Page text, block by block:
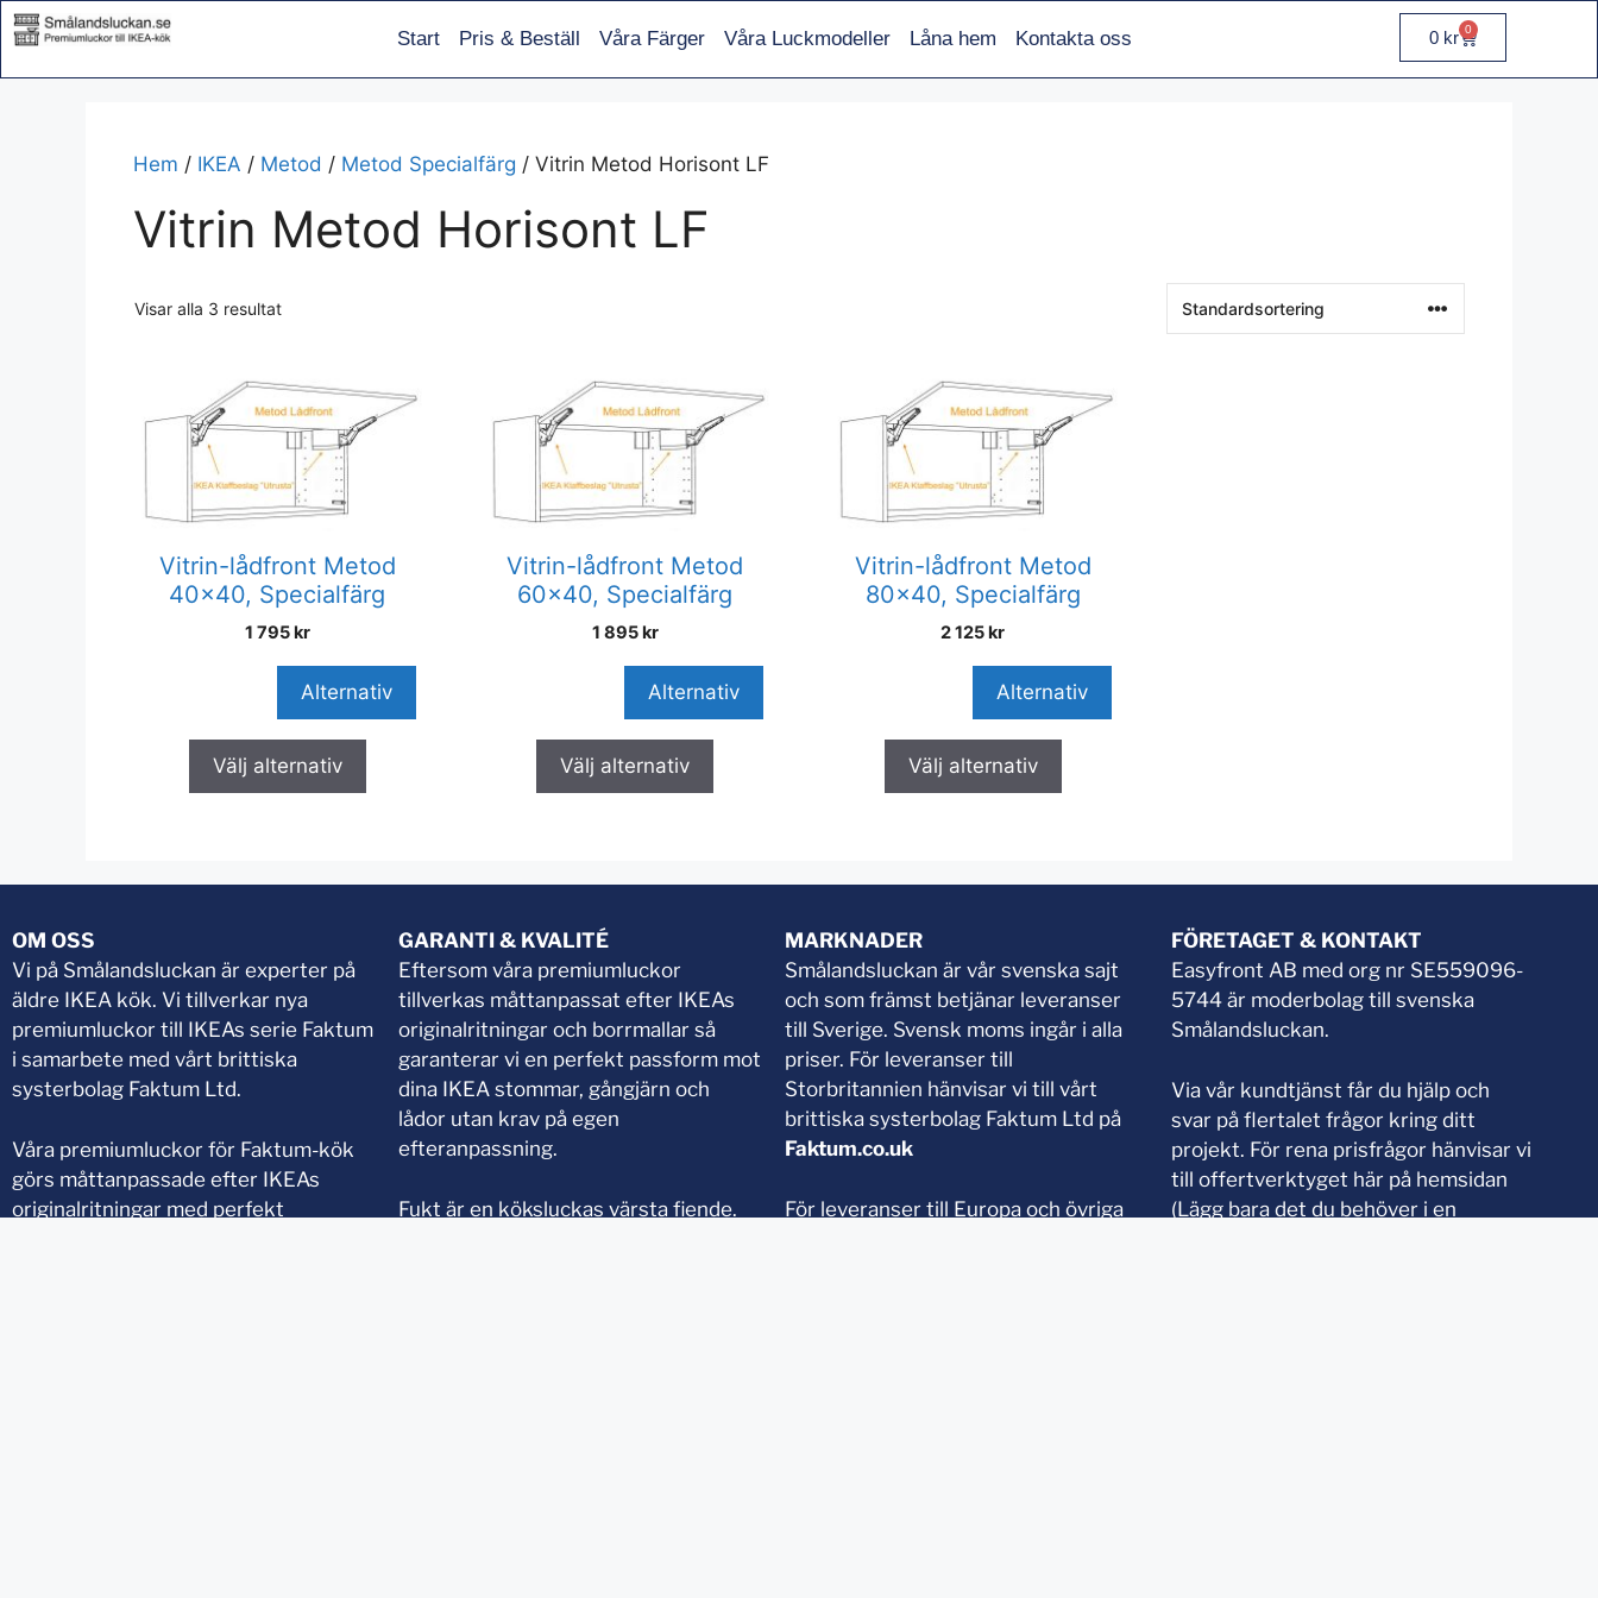
Start Pris & Beställ Våra Färger Våra Luckmodeller Låna hem Kontakta oss 0 kr 0
Hem / IKEA / Metod / Metod Specialfärg / Vitrin Metod Horisont LF
Vitrin Metod Horisont LF
Visar alla 3 resultat
Vitrin-lådfront Metod
40×40, Specialfärg
1 795 kr
Alternativ
Välj alternativ
Vitrin-lådfront Metod
60×40, Specialfärg
1 895 kr
Alternativ
Välj alternativ
Vitrin-lådfront Metod
80×40, Specialfärg
2 125 kr
Alternativ
Välj alternativ
OM OSS
Vi på Smålandsluckan är experter på
äldre IKEA kök. Vi tillverkar nya
premiumluckor till IKEAs serie Faktum
i samarbete med vårt brittiska
systerbolag Faktum Ltd.
Våra premiumluckor för Faktum-kök
görs måttanpassade efter IKEAs
originalritningar med perfekt
GARANTI & KVALITÉ
Eftersom våra premiumluckor
tillverkas måttanpassat efter IKEAs
originalritningar och borrmallar så
garanterar vi en perfekt passform mot
dina IKEA stommar, gångjärn och
lådor utan krav på egen
efteranpassning.
Fukt är en köksluckas värsta fiende.
MARKNADER
Smålandsluckan är vår svenska sajt
och som främst betjänar leveranser
till Sverige. Svensk moms ingår i alla
priser. För leveranser till
Storbritannien hänvisar vi till vårt
brittiska systerbolag Faktum Ltd på
Faktum.co.uk
För leveranser till Europa och övriga
FÖRETAGET & KONTAKT
Easyfront AB med org nr SE559096-
5744 är moderbolag till svenska
Smålandsluckan.
Via vår kundtjänst får du hjälp och
svar på flertalet frågor kring ditt
projekt. För rena prisfrågor hänvisar vi
till offertverktyget här på hemsidan
(Lägg bara det du behöver i en